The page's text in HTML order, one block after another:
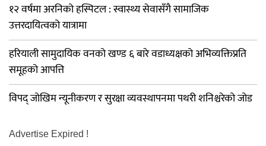
१२ वर्षमा अरनिको हस्पिटल : स्वास्थ्य सेवासँगै सामाजिक
उत्तरदायित्वको यात्रामा
हरियाली सामुदायिक वनको खण्ड ६ बारे वडाध्यक्षको अभिव्यक्तिप्रति
समूहको आपत्ति
विपद् जोखिम न्यूनीकरण र सुरक्षा व्यवस्थापनमा पथरी शनिश्चरेको जोड
Advertise Expired !